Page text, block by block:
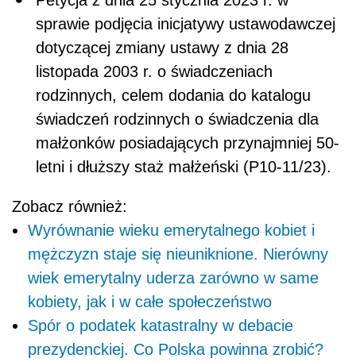
sprawie podjęcia inicjatywy ustawodawczej
dotyczącej zmiany ustawy z dnia 28
listopada 2003 r. o świadczeniach
rodzinnych, celem dodania do katalogu
świadczeń rodzinnych o świadczenia dla
małżonków posiadających przynajmniej 50-
letni i dłuższy staż małżeński (P10-11/23).
Zobacz również:
Wyrównanie wieku emerytalnego kobiet i
mężczyzn staje się nieuniknione. Nierówny
wiek emerytalny uderza zarówno w same
kobiety, jak i w całe społeczeństwo
Spór o podatek katastralny w debacie
prezydenckiej. Co Polska powinna zrobić?